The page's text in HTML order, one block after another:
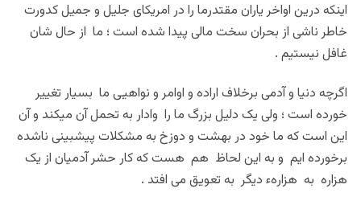
اینکه درین اواخر یاران مقتدرما را در امریکای جلیل و جمیل کدورت
خاطر ناشی از بحران سخت مالی پیدا شده است ؛ ما از حال شان
غافل نیستیم .
اگرچه دنیا و آدمی برخلاف اراده و اوامر و نواهیی ما بسیار تغییر
خورده است ؛ ولی یک دلیل بزرگ ما را وادار به تحمل آن میکند و آن
این است که ما خود در بهشت و دوزخ به مشکلات پیشبینی ناشده
برخورده ایم و به این لحاظ هم هست که کار حشر آدمیان از یک
هزاره به هزارهء دیگر به تعویق می افتد .